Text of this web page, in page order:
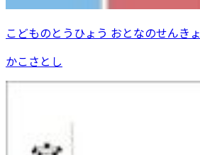
こどものとうひょう おとなのせんきょ
かこさとし